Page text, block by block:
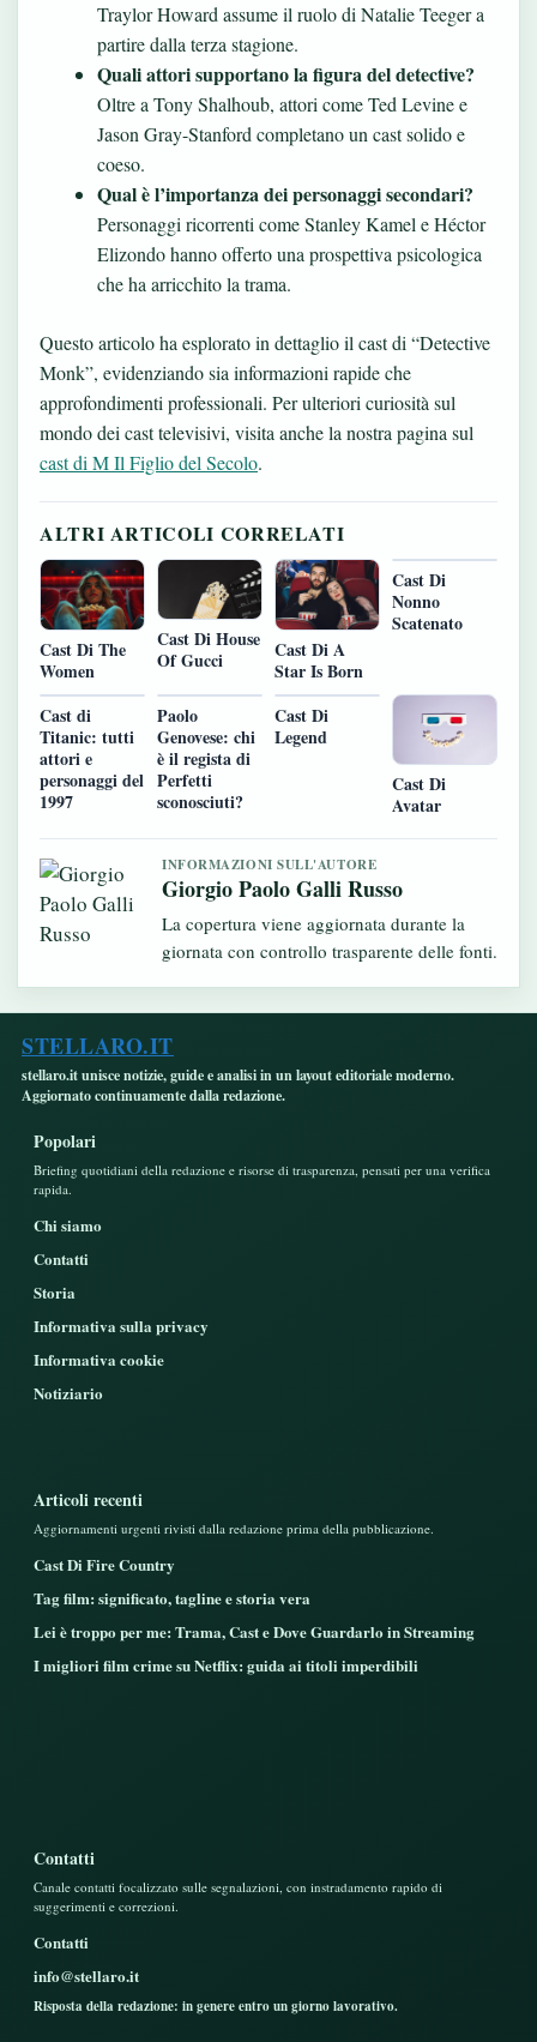
Traylor Howard assume il ruolo di Natalie Teeger a
partire dalla terza stagione.
Quali attori supportano la figura del detective?
Oltre a Tony Shalhoub, attori come Ted Levine e
Jason Gray-Stanford completano un cast solido e
coeso.
Qual è l’importanza dei personaggi secondari?
Personaggi ricorrenti come Stanley Kamel e Héctor
Elizondo hanno offerto una prospettiva psicologica
che ha arricchito la trama.
Questo articolo ha esplorato in dettaglio il cast di “Detective
Monk”, evidenziando sia informazioni rapide che
approfondimenti professionali. Per ulteriori curiosità sul
mondo dei cast televisivi, visita anche la nostra pagina sul
cast di M Il Figlio del Secolo.
ALTRI ARTICOLI CORRELATI
Cast Di The
Women
Cast Di House
Of Gucci
Cast Di A
Star Is Born
Cast Di
Nonno
Scatenato
Cast di
Titanic: tutti
attori e
personaggi del
1997
Paolo
Genovese: chi
è il regista di
Perfetti
sconosciuti?
Cast Di
Legend
Cast Di
Avatar
INFORMAZIONI SULL'AUTORE
Giorgio Paolo Galli Russo
La copertura viene aggiornata durante la
giornata con controllo trasparente delle fonti.
STELLARO.IT
stellaro.it unisce notizie, guide e analisi in un layout editoriale moderno.
Aggiornato continuamente dalla redazione.
Popolari
Briefing quotidiani della redazione e risorse di trasparenza, pensati per una verifica
rapida.
Chi siamo
Contatti
Storia
Informativa sulla privacy
Informativa cookie
Notiziario
Articoli recenti
Aggiornamenti urgenti rivisti dalla redazione prima della pubblicazione.
Cast Di Fire Country
Tag film: significato, tagline e storia vera
Lei è troppo per me: Trama, Cast e Dove Guardarlo in Streaming
I migliori film crime su Netflix: guida ai titoli imperdibili
Contatti
Canale contatti focalizzato sulle segnalazioni, con instradamento rapido di
suggerimenti e correzioni.
Contatti
info@stellaro.it
Risposta della redazione: in genere entro un giorno lavorativo.